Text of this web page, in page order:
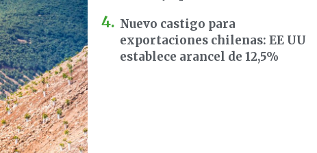
Nuevo castigo para
exportaciones chilenas: EE UU
establece arancel de 12,5%